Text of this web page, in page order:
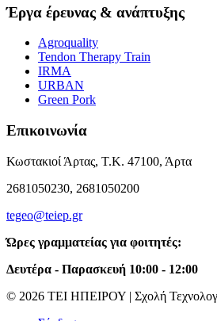
Έργα έρευνας & ανάπτυξης
Agroquality
Tendon Therapy Train
IRMA
URBAN
Green Pork
Επικοινωνία
Κωστακιοί Άρτας, Τ.Κ. 47100, Άρτα
2681050230, 2681050200
tegeo@teiep.gr
Ώρες γραμματείας για φοιτητές:
Δευτέρα - Παρασκευή 10:00 - 12:00
© 2026 ΤΕΙ ΗΠΕΙΡΟΥ | Σχολή